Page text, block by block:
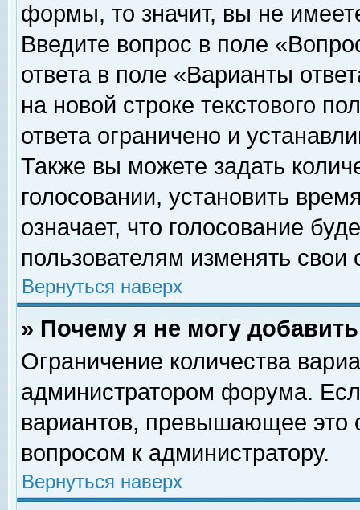
формы, то значит, вы не
Введите вопрос в поле
ответа в поле «Варианты
на новой строке текстового
ответа ограничено и
Также вы можете задать
голосовании, установить
означает, что голосование
пользователям изменять свои
Вернуться наверх
» Почему я не могу
Ограничение количества
администратором форума.
вариантов, превышающее это
вопросом к администратору.
Вернуться наверх